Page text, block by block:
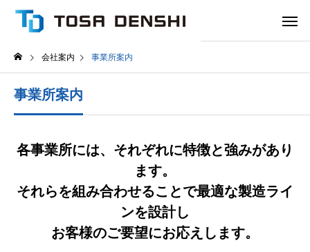
会社案内 事業所案内
事業所案内
各事業所には、それぞれに特徴と強みがあり
ます。
それらを組み合わせることで最適な製造ライ
ンを設計し
お客様のご要望にお応えします。